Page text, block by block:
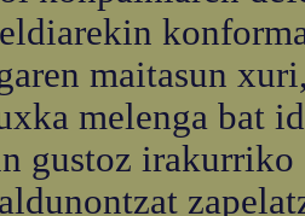
maitasun
melenga bat
gustoz irakurriko